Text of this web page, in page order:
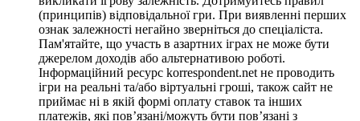
(принципів) відповідальної гри. При виявленні перших
ознак залежності негайно зверніться до спеціаліста.
Пам'ятайте, що участь в азартних іграх не може бути
джерелом доходів або альтернативою роботі.
Інформаційний ресурс korrespondent.net не проводить
ігри на реальні та/або віртуальні гроші, також сайт не
приймає ні в якій формі оплату ставок та інших
платежів, які пов’язані/можуть бути пов’язані з